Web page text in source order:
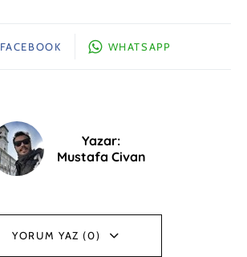
FACEBOOK WHATSAPP
Yazar:
Mustafa Civan
YORUM YAZ (0)